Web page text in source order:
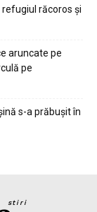
răcoros și
aruncate pe
pe
s-a prăbușit în
stiri